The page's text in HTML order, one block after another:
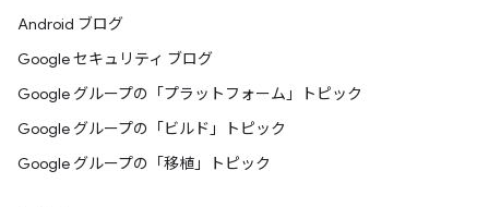
Android ブログ
Google セキュリティ ブログ
Google グループの「プラットフォーム」トピック
Google グループの「ビルド」トピック
Google グループの「移植」トピック